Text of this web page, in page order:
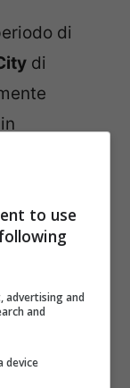
di
di
che
sin
in
to use
advertising and
and
device